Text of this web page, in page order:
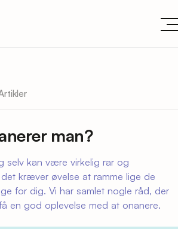
man?
selv kan være virkelig rar og
kræver øvelse at ramme lige de
for dig. Vi har samlet nogle råd, der
en god oplevelse med at onanere.